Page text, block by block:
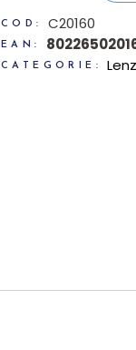
COD: C20160
EAN:
CATEGORIE: